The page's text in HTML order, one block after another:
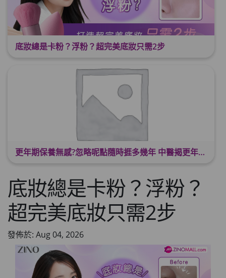
底妝總是卡粉？浮粉？超完美底妝只需2步
更年期保養無感?忽略呢點隨時捱多幾年 中醫揭更年保養關鍵 輕鬆舒適渡過更年期
底妝總是卡粉？浮粉？
超完美底妝只需2步
發佈於: Aug 04, 2026